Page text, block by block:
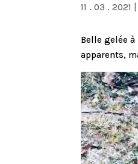
11 . 03 . 2021
Belle gelée
apparents,